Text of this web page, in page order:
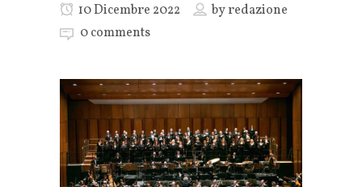
10 Dicembre 2022 byredazione
0 comments